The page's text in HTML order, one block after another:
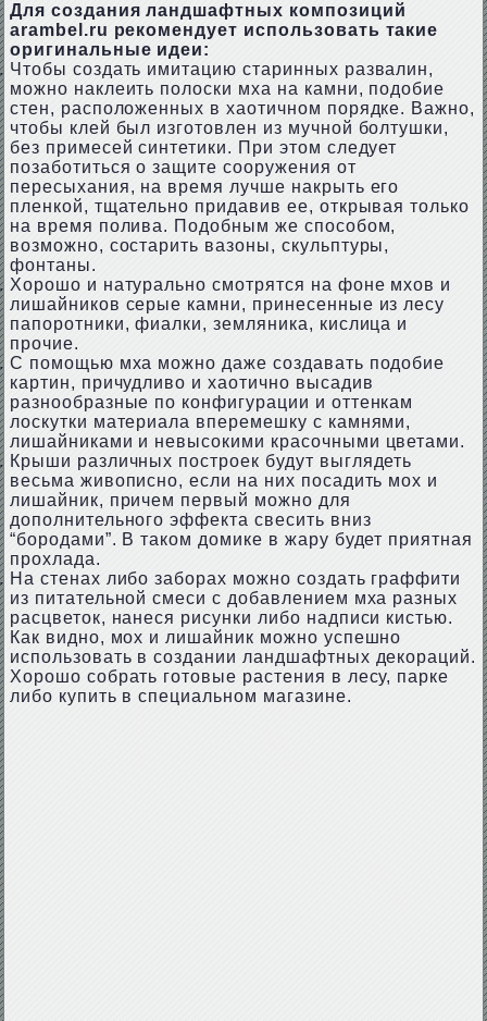
Для создания ландшафтных композиций
arambel.ru рекомендует использовать такие
оригинальные идеи:
Чтобы создать имитацию старинных развалин,
можно наклеить полоски мха на камни, подобие
стен, расположенных в хаотичном порядке. Важно,
чтобы клей был изготовлен из мучной болтушки,
без примесей синтетики. При этом следует
позаботиться о защите сооружения от
пересыхания, на время лучше накрыть его
пленкой, тщательно придавив ее, открывая только
на время полива. Подобным же способом,
возможно, состарить вазоны, скульптуры,
фонтаны.
Хорошо и натурально смотрятся на фоне мхов и
лишайников серые камни, принесенные из лесу
папоротники, фиалки, земляника, кислица и
прочие.
С помощью мха можно даже создавать подобие
картин, причудливо и хаотично высадив
разнообразные по конфигурации и оттенкам
лоскутки материала вперемешку с камнями,
лишайниками и невысокими красочными цветами.
Крыши различных построек будут выглядеть
весьма живописно, если на них посадить мох и
лишайник, причем первый можно для
дополнительного эффекта свесить вниз
“бородами”. В таком домике в жару будет приятная
прохлада.
На стенах либо заборах можно создать граффити
из питательной смеси с добавлением мха разных
расцветок, нанеся рисунки либо надписи кистью.
Как видно, мох и лишайник можно успешно
использовать в создании ландшафтных декораций.
Хорошо собрать готовые растения в лесу, парке
либо купить в специальном магазине.